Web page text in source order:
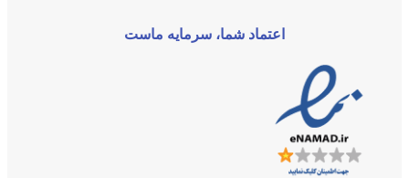
اعتماد شما، سرمایه ماست